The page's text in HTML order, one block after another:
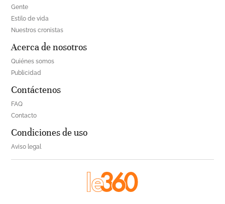
Gente
Estilo de vida
Nuestros cronistas
Acerca de nosotros
Quiénes somos
Publicidad
Contáctenos
FAQ
Contacto
Condiciones de uso
Aviso legal